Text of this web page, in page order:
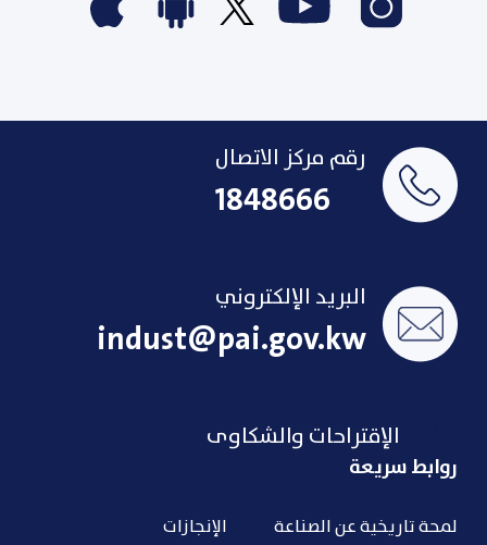
رقم مركز الاتصال
1848666
البريد الإلكتروني
indust@pai.gov.kw
الإقتراحات والشكاوى
روابط سريعة
لمحة تاريخية عن الصناعة الإنجازات